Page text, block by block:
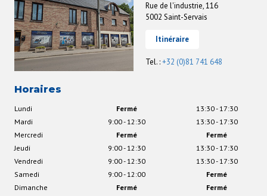
Rue de l'industrie, 116
5002 Saint-Servais
Itinéraire
Tel. :+32 (0)81 741 648
Horaires
Lundi Fermé
13:30 - 17:30
Mardi
9:00 - 12:30
13:30 - 17:30
Mercredi
Fermé
Fermé
Jeudi
9:00 - 12:30
13:30 - 17:30
Vendredi
9:00 - 12:30
13:30 - 17:30
Samedi
9:00 - 12:00
Fermé
Dimanche
Fermé Fermé